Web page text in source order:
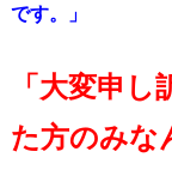
です。」
「大変申
た方のみな